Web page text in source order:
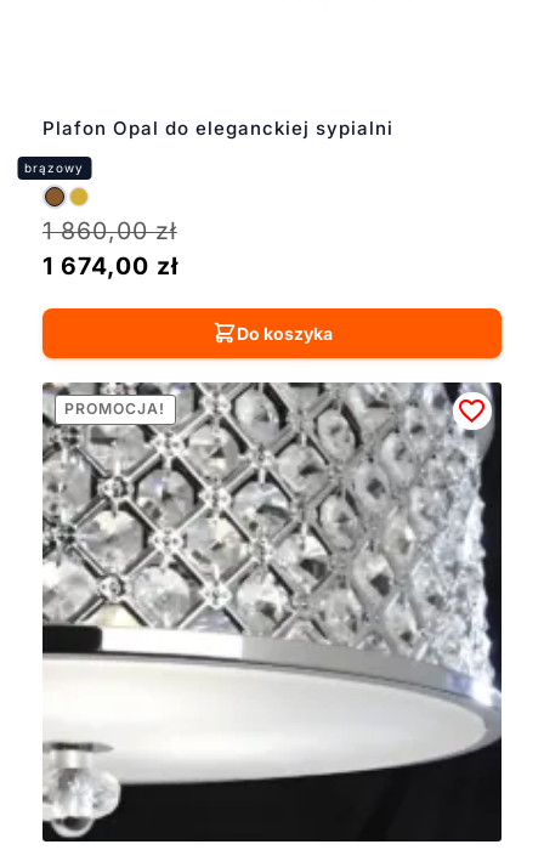
Plafon Opal do eleganckiej sypialni
1 860,00zł
1 674,00 zł
Do koszyka
PROMOCJA!